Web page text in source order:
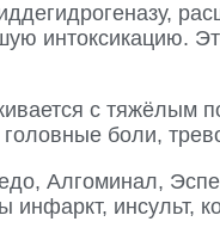
интоксикацию.
с тяжёлым
боли,
Алгоминал,
инфаркт, инсульт,